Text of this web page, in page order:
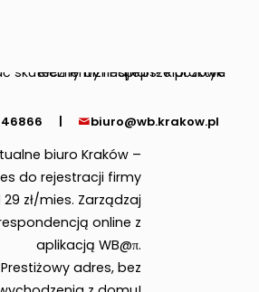
| biuro@wb.krakow.pl
biuro Kraków –
do rejestracji firmy
zł/mies. Zarządzaj
online z
aplikacją WB@π.
Prestiżowy adres, bez